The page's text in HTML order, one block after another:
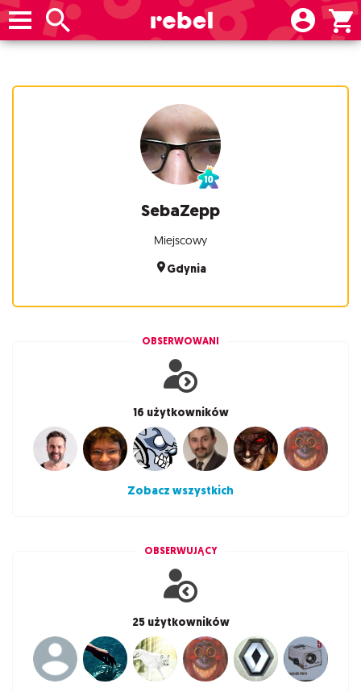
SebaZepp
Miejscowy
Gdynia
OBSERWOWANI
16 użytkowników
Zobacz wszystkich
OBSERWUJĄCY
25 użytkowników